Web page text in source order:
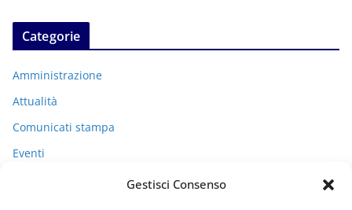
Gestisci Consenso
Categorie
Amministrazione
Attualità
Comunicati stampa
Eventi